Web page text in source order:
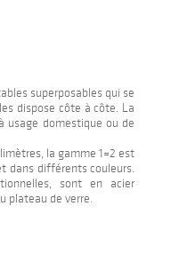
superposables qui se
dispose côte à côte. La
usage domestique ou de
la gamme 1=2 est
dans différents couleurs.
sont en acier
plateau de verre.